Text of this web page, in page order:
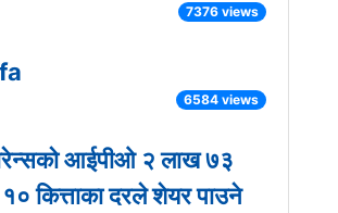
7376 views
6584 views
आईपीओ २ लाख ७३
कित्ताका दरले शेयर पाउने